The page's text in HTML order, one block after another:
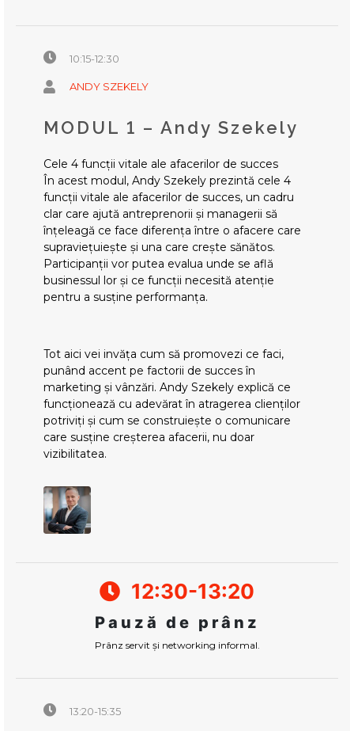
10:15-12:30
ANDY SZEKELY
MODUL 1 – Andy Szekely
Cele 4 funcții vitale ale afacerilor de succes
În acest modul, Andy Szekely prezintă cele 4
funcții vitale ale afacerilor de succes, un cadru
clar care ajută antreprenorii și managerii să
înțeleagă ce face diferența între o afacere care
supraviețuiește și una care crește sănătos.
Participanții vor putea evalua unde se află
businessul lor și ce funcții necesită atenție
pentru a susține performanța.
Tot aici vei invăța cum să promovezi ce faci,
punând accent pe factorii de succes în
marketing și vânzări. Andy Szekely explică ce
funcționează cu adevărat în atragerea clienților
potriviți și cum se construiește o comunicare
care susține creșterea afacerii, nu doar
vizibilitatea.
12:30-13:20
Pauză de prânz
Prânz servit și networking informal.
13:20-15:35